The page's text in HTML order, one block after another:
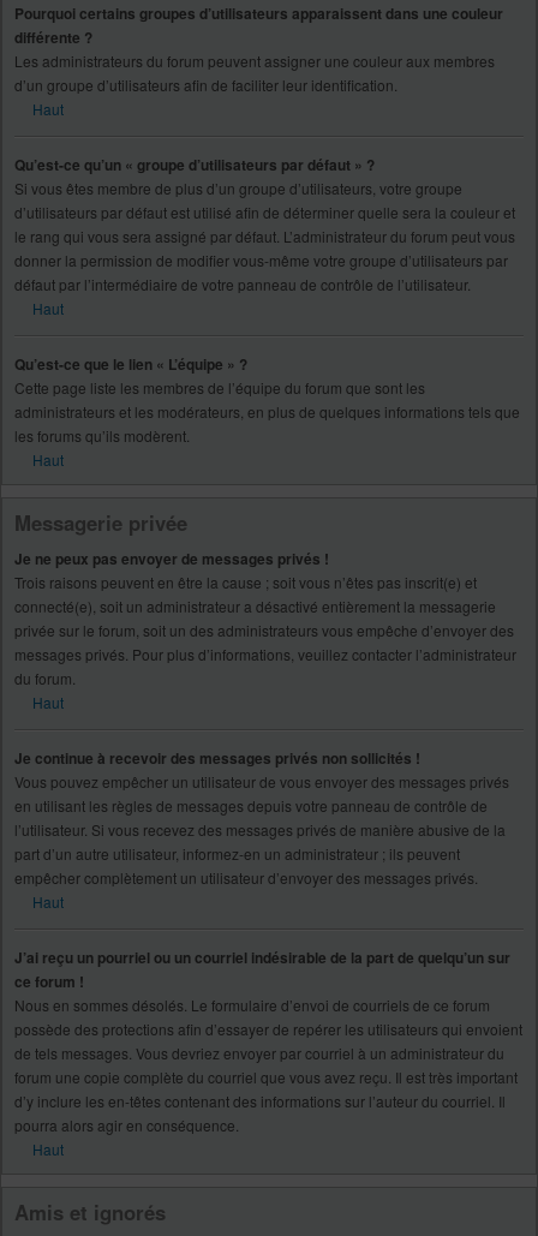
Pourquoi certains groupes d’utilisateurs apparaissent dans une couleur
différente ?
Les administrateurs du forum peuvent assigner une couleur aux membres
d’un groupe d’utilisateurs afin de faciliter leur identification.
Haut
Qu’est-ce qu’un « groupe d’utilisateurs par défaut » ?
Si vous êtes membre de plus d’un groupe d’utilisateurs, votre groupe
d’utilisateurs par défaut est utilisé afin de déterminer quelle sera la couleur et
le rang qui vous sera assigné par défaut. L’administrateur du forum peut vous
donner la permission de modifier vous-même votre groupe d’utilisateurs par
défaut par l’intermédiaire de votre panneau de contrôle de l’utilisateur.
Haut
Qu’est-ce que le lien « L’équipe » ?
Cette page liste les membres de l’équipe du forum que sont les
administrateurs et les modérateurs, en plus de quelques informations tels que
les forums qu’ils modèrent.
Haut
Messagerie privée
Je ne peux pas envoyer de messages privés !
Trois raisons peuvent en être la cause ; soit vous n’êtes pas inscrit(e) et
connecté(e), soit un administrateur a désactivé entièrement la messagerie
privée sur le forum, soit un des administrateurs vous empêche d’envoyer des
messages privés. Pour plus d’informations, veuillez contacter l’administrateur
du forum.
Haut
Je continue à recevoir des messages privés non sollicités !
Vous pouvez empêcher un utilisateur de vous envoyer des messages privés
en utilisant les règles de messages depuis votre panneau de contrôle de
l’utilisateur. Si vous recevez des messages privés de manière abusive de la
part d’un autre utilisateur, informez-en un administrateur ; ils peuvent
empêcher complètement un utilisateur d’envoyer des messages privés.
Haut
J’ai reçu un pourriel ou un courriel indésirable de la part de quelqu’un sur
ce forum !
Nous en sommes désolés. Le formulaire d’envoi de courriels de ce forum
possède des protections afin d’essayer de repérer les utilisateurs qui envoient
de tels messages. Vous devriez envoyer par courriel à un administrateur du
forum une copie complète du courriel que vous avez reçu. Il est très important
d’y inclure les en-têtes contenant des informations sur l’auteur du courriel. Il
pourra alors agir en conséquence.
Haut
Amis et ignorés